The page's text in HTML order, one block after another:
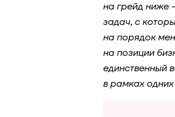
на грейд ниже
задач, с
на порядок
на позиции
единственный
в рамках